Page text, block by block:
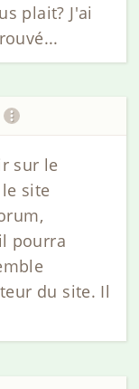
plait? J'ai
sur le
site
pourra
du site. Il